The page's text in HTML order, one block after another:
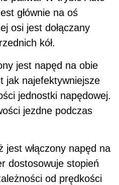
głównie na oś
osi jest dołączany
kół.
jest napęd na obie
jak najefektywniejsze
jednostki napędowej.
jezdne podczas
jest włączony napęd na
dostosowuje stopień
od prędkości